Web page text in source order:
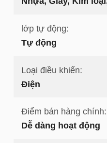
lớp tự động:
Tự động
Loại điều khiển:
Điện
Điểm bán hàng chính:
Dễ dàng hoạt động